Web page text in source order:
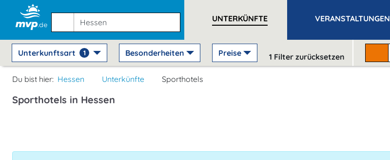
UNTERKÜNFTE VERANSTALTUNGEN
Unterkunftsart 1 Besonderheiten Preise 1 Filter zurücksetzen
Du bist hier: Hessen Unterkünfte Sporthotels
Sporthotels in Hessen